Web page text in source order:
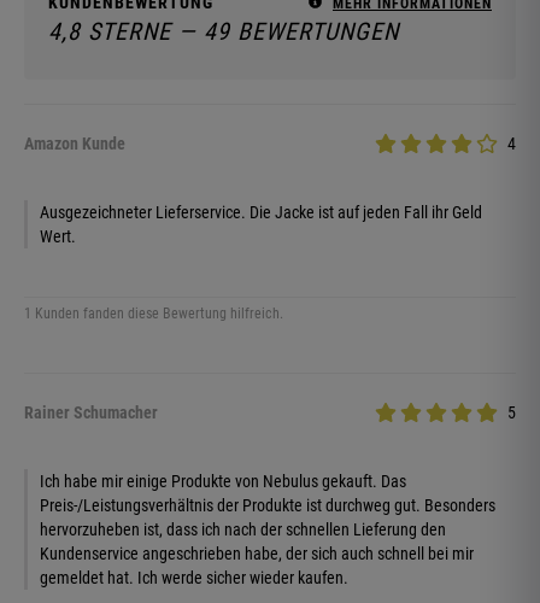
MEHR INFORMATIONEN
4,8 STERNE — 49 BEWERTUNGEN
Amazon Kunde 4
Ausgezeichneter Lieferservice. Die Jacke ist auf jeden Fall ihr Geld
Wert.
1 Kunden fanden diese Bewertung hilfreich.
Rainer Schumacher 5
Ich habe mir einige Produkte von Nebulus gekauft. Das
Preis-/Leistungsverhältnis der Produkte ist durchweg gut. Besonders
hervorzuheben ist, dass ich nach der schnellen Lieferung den
Kundenservice angeschrieben habe, der sich auch schnell bei mir
gemeldet hat. Ich werde sicher wieder kaufen.